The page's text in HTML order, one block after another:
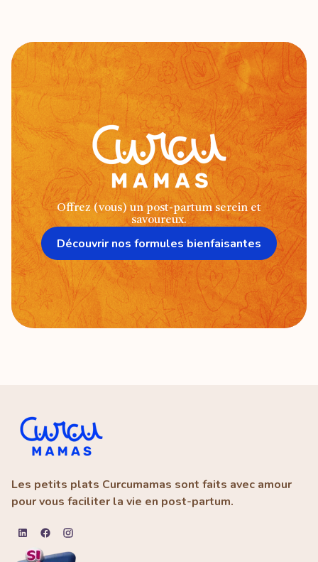
Offrez (vous) un post-partum serein et
savoureux.
Découvrir nos formules bienfaisantes
Les petits plats Curcumamas sont faits avec amour
pour vous faciliter la vie en post-partum.